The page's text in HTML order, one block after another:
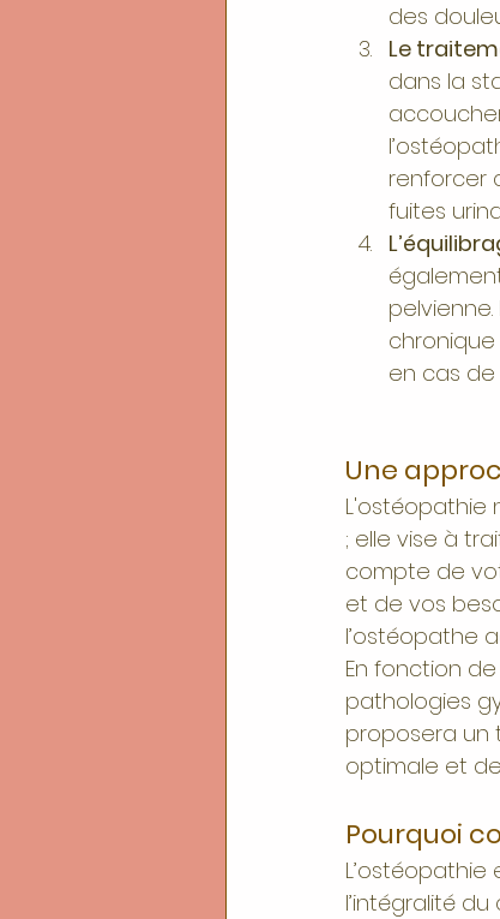
des
Le
dans la
renforcer
fuites
en cas
Une
L'ostéopathie
; elle vise à
compte de
et de vos
l’ostéopathe
En fonction
pathologies
proposera un
optimale et
Pourquoi
l’intégralité